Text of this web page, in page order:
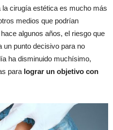
cirugía estética es mucho más
medios que podrían
algunos años, el riesgo que
un punto decisivo para no
ha disminuido muchísimo,
para lograr un objetivo con